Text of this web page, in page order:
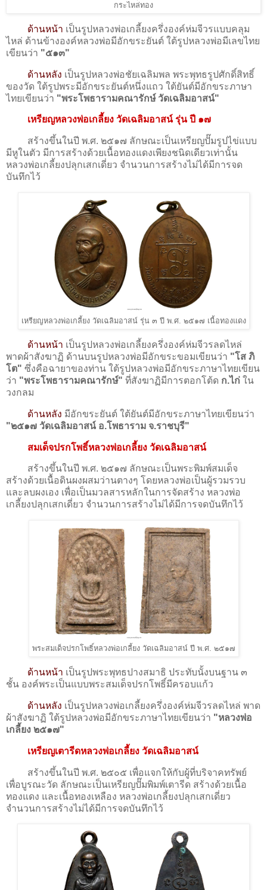
กระไหล่ทอง
ด้านหน้า เป็นรูปหลวงพ่อเกลี้ยงครึ่งองค์ห่มจีวรแบบคลุม
ไหล่ ด้านข้างองค์หลวงพ่อมีอักขระยันต์ ใต้รูปหลวงพ่อมีเลขไทย
เขียนว่า "๕๑๓"
ด้านหลัง เป็นรูปหลวงพ่อชัยเฉลิมพล พระพุทธรูปศักดิ์สิทธิ์
ของวัด ใต้รูปพระมีอักขระยันต์หนึ่งแถว ใต้ยันต์มีอักขระภาษา
ไทยเขียนว่า "พระโพธารามคณารักษ์ วัดเฉลิมอาสน์"
เหรียญหลวงพ่อเกลี้ยง วัดเฉลิมอาสน์ รุ่น ปี ๑๗
สร้างขึ้นในปี พ.ศ. ๒๕๑๗ ลักษณะเป็นเหรียญปั๊มรูปไข่แบบ
มีหูในตัว มีการสร้างด้วยเนื้อทองแดงเพียงชนิดเดียวเท่านั้น
หลวงพ่อเกลี้ยงปลุกเสกเดี่ยว จำนวนการสร้างไม่ได้มีการจด
บันทึกไว้
เหรียญหลวงพ่อเกลี้ยง วัดเฉลิมอาสน์ รุ่น ๓ ปี พ.ศ. ๒๕๑๗ เนื้อทองแดง
ด้านหน้า เป็นรูปหลวงพ่อเกลี้ยงครึ่งองค์ห่มจีวรลดไหล่
พาดผ้าสังฆาฏิ ด้านบนรูปหลวงพ่อมีอักขระขอมเขียนว่า "โส ภิ
โต" ซึ่งคือฉายาของท่าน ใต้รูปหลวงพ่อมีอักขระภาษาไทยเขียน
ว่า "พระโพธารามคณารักษ์" ที่สังฆาฏิมีการตอกโต้ด ก.ไก่ ใน
วงกลม
ด้านหลัง มีอักขระยันต์ ใต้ยันต์มีอักขระภาษาไทยเขียนว่า
"๒๕๑๗ วัดเฉลิมอาสน์ อ.โพธาราม จ.ราชบุรี"
สมเด็จปรกโพธิ์หลวงพ่อเกลี้ยง วัดเฉลิมอาสน์
สร้างขึ้นในปี พ.ศ. ๒๕๑๗ ลักษณะเป็นพระพิมพ์สมเด็จ
สร้างด้วยเนื้อดินผงผสมว่านตางๆ โดยหลวงพ่อเป็นผู้รวมรวบ
และลบผงเอง เพื่อเป็นมวลสารหลักในการจัดสร้าง หลวงพ่อ
เกลี้ยงปลุกเสกเดี่ยว จำนวนการสร้างไม่ได้มีการจดบันทึกไว้
พระสมเด็จปรกโพธิ์หลวงพ่อเกลี้ยง วัดเฉลิมอาสน์ ปี พ.ศ. ๒๕๑๗
ด้านหน้า เป็นรูปพระพุทธปางสมาธิ ประทับนั้งบนฐาน ๓
ชั้น องค์พระเป็นแบบพระสมเด็จปรกโพธิ์มีครอบแก้ว
ด้านหลัง เป็นรูปหลวงพ่อเกลี้ยงครึ่งองค์ห่มจีวรลดไหล่ พาด
ผ้าสังฆาฏิ ใต้รูปหลวงพ่อมีอักขระภาษาไทยเขียนว่า "หลวงพ่อ
เกลี้ยง ๒๕๑๗"
เหรียญเตารีดหลวงพ่อเกลี้ยง วัดเฉลิมอาสน์
สร้างขึ้นในปี พ.ศ. ๒๕๐๕ เพื่อแจกให้กับผู้ที่บริจาคทรัพย์
เพื่อบูรณะวัด ลักษณะเป็นเหรียญปั๊มพิมพ์เตารีด สร้างด้วยเนื้อ
ทองแดง และเนื้อทองเหลือง หลวงพ่อเกลี้ยงปลุกเสกเดี่ยว
จำนวนการสร้างไม่ได้มีการจดบันทึกไว้